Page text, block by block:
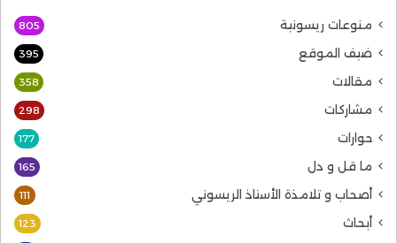
منوعات ريسونية 805
ضيف الموقع 395
مقالات 358
مشاركات 298
حوارات 177
ما قل و دل 165
أصحاب و تلامذة الأستاذ الريسوني 111
أبحاث 123